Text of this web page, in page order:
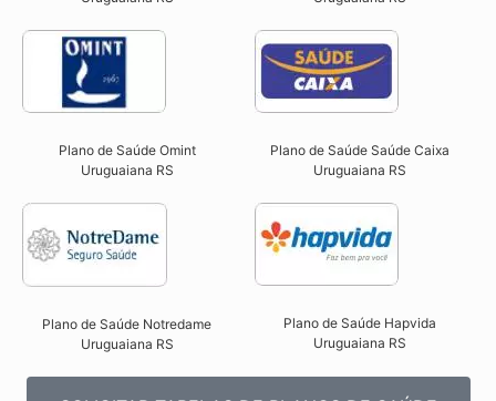
Plano de Saúde Omint
Uruguaiana RS​
Plano de Saúde Saúde Caixa
Uruguaiana RS​
Plano de Saúde Notredame
Uruguaiana RS​
Plano de Saúde Hapvida
Uruguaiana RS​